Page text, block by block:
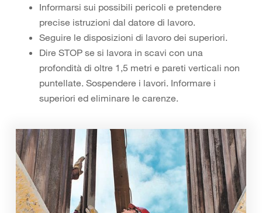
Informarsi sui possibili pericoli e pretendere
precise istruzioni dal datore di lavoro.
Seguire le disposizioni di lavoro dei superiori.
Dire STOP se si lavora in scavi con una
profondità di oltre 1,5 metri e pareti verticali non
puntellate. Sospendere i lavori. Informare i
superiori ed eliminare le carenze.